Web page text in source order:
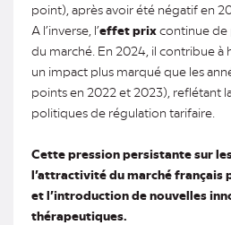
point), après avoir été négatif en
A l’inverse, l’effet prixcontinue de
du marché. En 2024, il contribue
un impact plus marqué que les
points en 2022 et 2023), reflétant
politiques de régulation tarifaire.
Cette pression persistante sur
l’attractivité du marché français
et l’introduction de nouvelles
thérapeutiques.